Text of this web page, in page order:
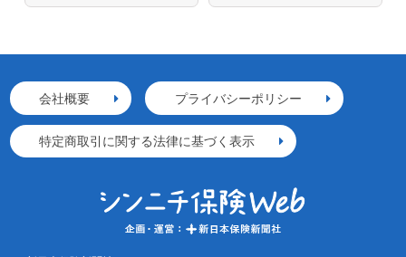
会社概要 プライバシーポリシー
特定商取引に関する法律に基づく表示